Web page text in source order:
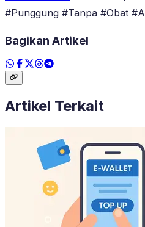
#Punggung #Tanpa #Obat
Bagikan Artikel
Artikel Terkait